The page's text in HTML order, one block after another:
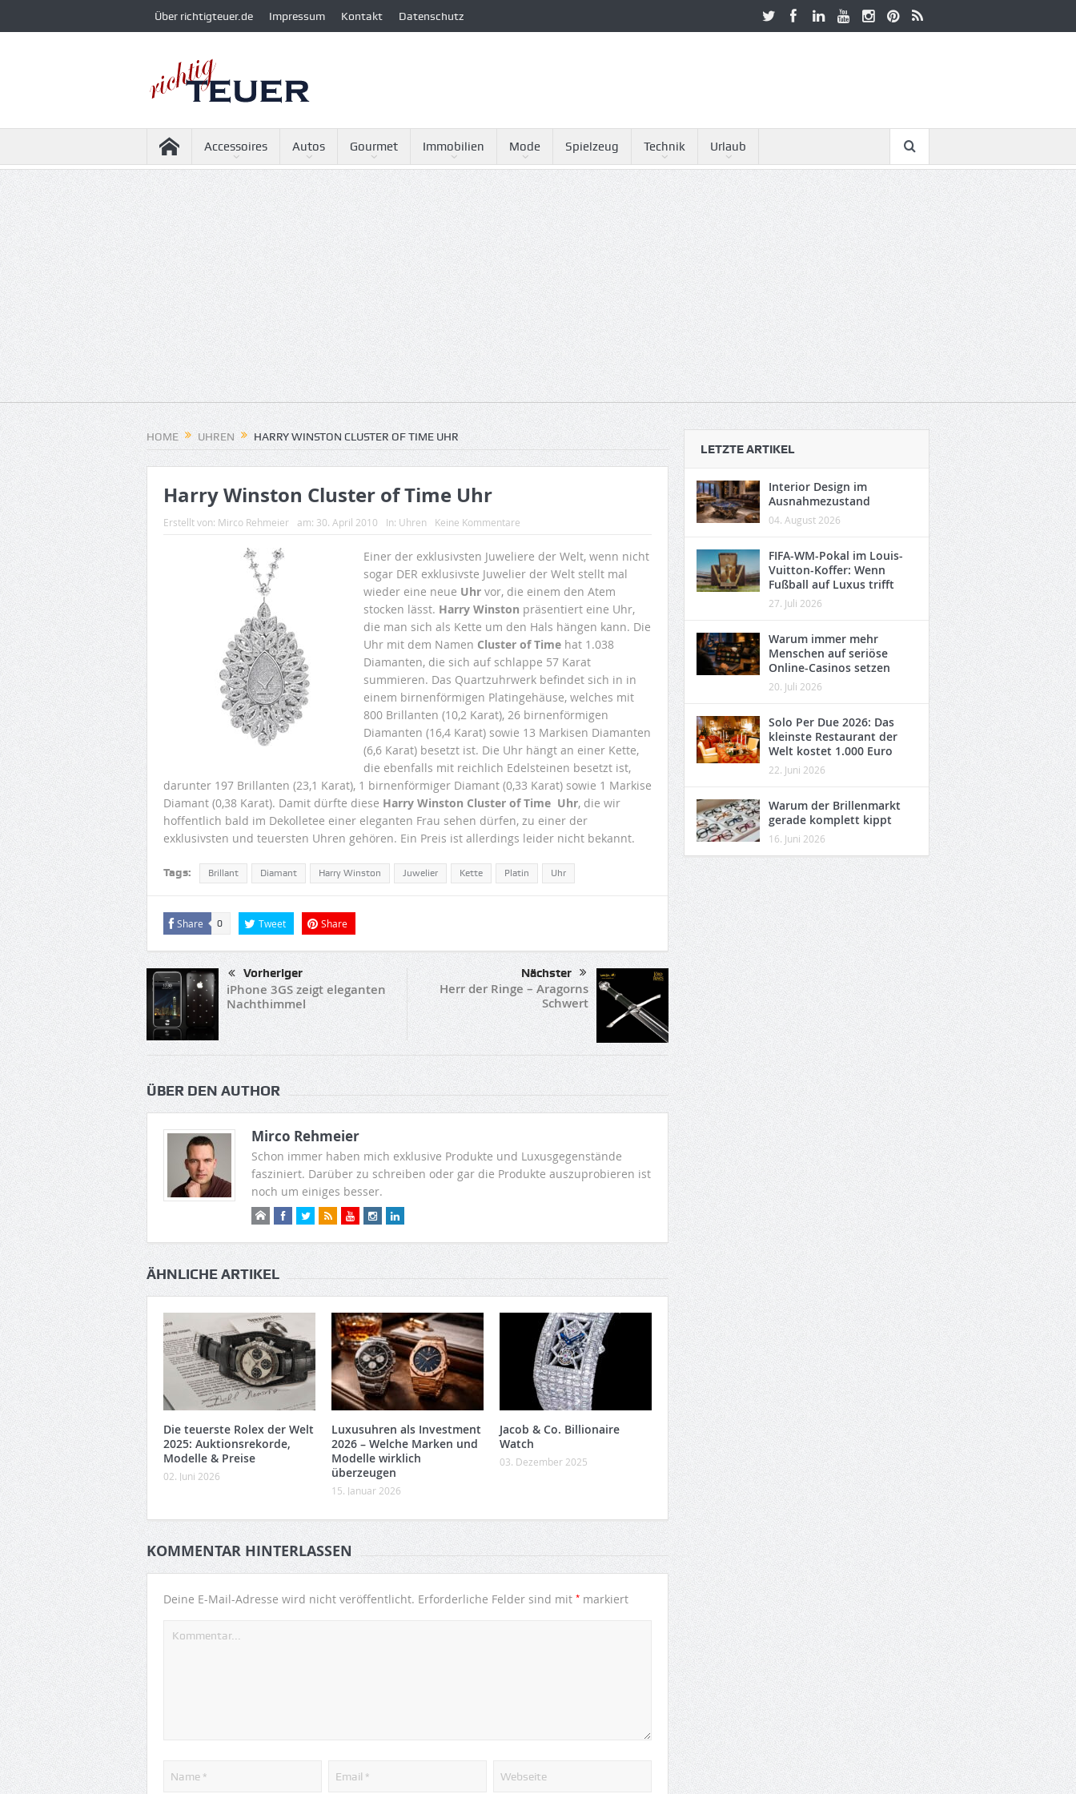
Über richtigteuer.de Impressum Kontakt Datenschutz
Accessoires Autos Gourmet Immobilien Mode Spielzeug Technik Urlaub
HOME UHREN HARRY WINSTON CLUSTER OF TIME UHR
Harry Winston Cluster of Time Uhr
Erstellt von: Mirco Rehmeier am: 30. April 2010 In: Uhren Keine Kommentare
Einer der exklusivsten Juweliere der Welt, wenn nicht
sogar DER exklusivste Juwelier der Welt stellt mal
wieder eine neue Uhr vor, die einem den Atem
stocken lässt. Harry Winston präsentiert eine Uhr,
die man sich als Kette um den Hals hängen kann. Die
Uhr mit dem Namen Cluster of Time hat 1.038
Diamanten, die sich auf schlappe 57 Karat
summieren. Das Quartzuhrwerk befindet sich in in
einem birnenförmigen Platingehäuse, welches mit
800 Brillanten (10,2 Karat), 26 birnenförmigen
Diamanten (16,4 Karat) sowie 13 Markisen Diamanten
(6,6 Karat) besetzt ist. Die Uhr hängt an einer Kette,
die ebenfalls mit reichlich Edelsteinen besetzt ist,
darunter 197 Brillanten (23,1 Karat), 1 birnenförmiger Diamant (0,33 Karat) sowie 1 Markise
Diamant (0,38 Karat). Damit dürfte diese Harry Winston Cluster of Time Uhr, die wir
hoffentlich bald im Dekolletee einer eleganten Frau sehen dürfen, zu einer der
exklusivsten und teuersten Uhren gehören. Ein Preis ist allerdings leider nicht bekannt.
Tags: Brillant Diamant Harry Winston Juwelier Kette Platin Uhr
Share 0 Tweet Share
Vorheriger
iPhone 3GS zeigt eleganten
Nachthimmel
Nächster
Herr der Ringe – Aragorns
Schwert
ÜBER DEN AUTHOR
Mirco Rehmeier
Schon immer haben mich exklusive Produkte und Luxusgegenstände
fasziniert. Darüber zu schreiben oder gar die Produkte auszuprobieren ist
noch um einiges besser.
ÄHNLICHE ARTIKEL
Die teuerste Rolex der Welt
2025: Auktionsrekorde,
Modelle & Preise
02. Juni 2026
Luxusuhren als Investment
2026 – Welche Marken und
Modelle wirklich
überzeugen
15. Januar 2026
Jacob & Co. Billionaire
Watch
03. Dezember 2025
KOMMENTAR HINTERLASSEN
Deine E-Mail-Adresse wird nicht veröffentlicht. Erforderliche Felder sind mit * markiert
LETZTE ARTIKEL
Interior Design im
Ausnahmezustand
04. August 2026
FIFA-WM-Pokal im Louis-
Vuitton-Koffer: Wenn
Fußball auf Luxus trifft
27. Juli 2026
Warum immer mehr
Menschen auf seriöse
Online-Casinos setzen
20. Juli 2026
Solo Per Due 2026: Das
kleinste Restaurant der
Welt kostet 1.000 Euro
22. Juni 2026
Warum der Brillenmarkt
gerade komplett kippt
16. Juni 2026